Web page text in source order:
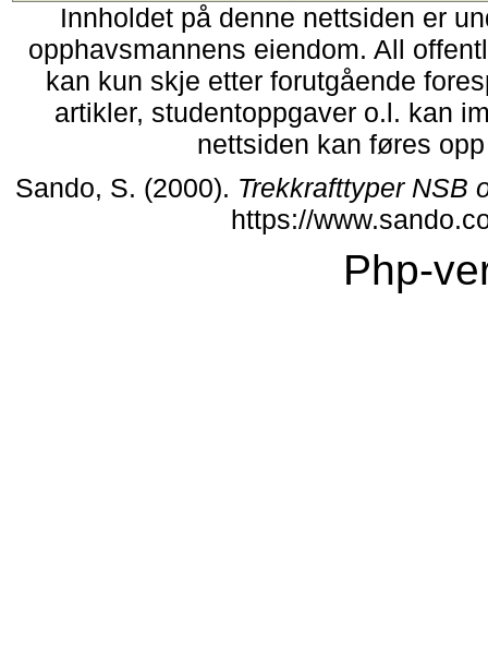
Innholdet på denne nettsiden er
opphavsmannens eiendom. All
kan kun skje etter forutgående
artikler, studentoppgaver o.l. kan
nettsiden kan føres
Sando, S. (2000). Trekkrafttyper NSB
https://
Php-